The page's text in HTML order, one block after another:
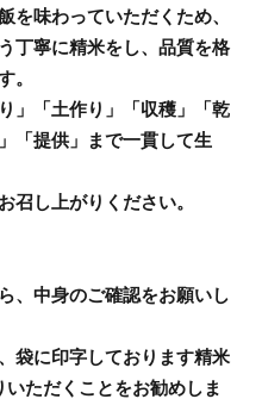
を味わっていただくため、
丁寧に精米をし、品質を格
。
」「土作り」「収穫」「乾
「提供」まで一貫して生
召し上がりください。
、中身のご確認をお願いし
袋に印字しております精米
ただくことをお勧めしま